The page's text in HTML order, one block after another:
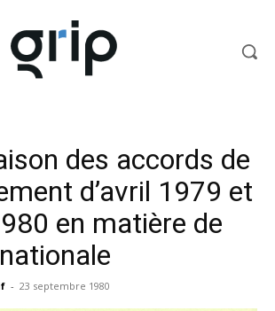
des accords de
d’avril 1979 et
en matière de
- 23 septembre 1980